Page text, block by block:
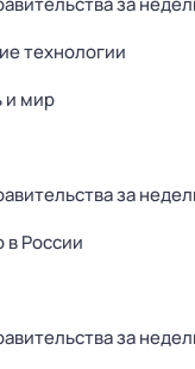
технологии
и мир
за
России
за